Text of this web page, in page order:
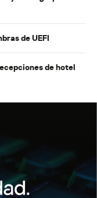
de UEFI
de hotel